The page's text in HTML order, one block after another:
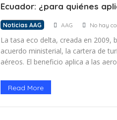
Ecuador: ¿para quiénes
Noticias AAG AAG No hay
La tasa eco delta, creada en 2009,
acuerdo ministerial, la cartera de
aéreos. El beneficio aplica a las
administrados por la Dirección […]
Read More